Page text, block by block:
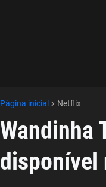
Página inicial Netflix
Wandinha
disponível